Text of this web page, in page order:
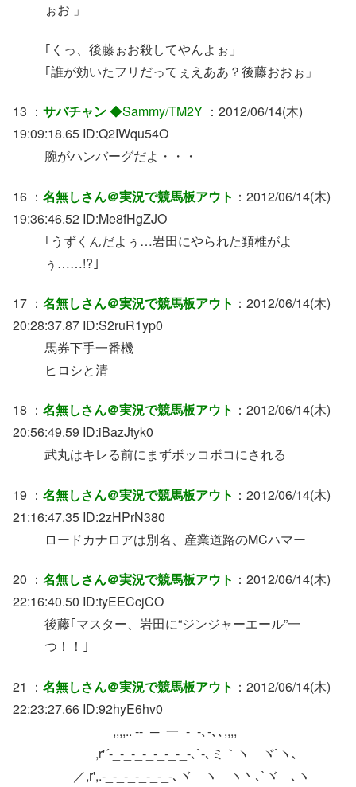
ぉお 」
｢くっ、後藤ぉお殺してやんよぉ」
｢誰が効いたフリだってぇえああ？後藤おおぉ」
13 ： サバチャン◆Sammy/TM2Y ：2012/06/14(木)
19:09:18.65 ID:Q2IWqu54O
腕がハンバーグだよ・・・
16 ： 名無しさん＠実況で競馬板アウト ：2012/06/14(木)
19:36:46.52 ID:Me8fHgZJO
｢うずくんだよぅ…岩田にやられた頚椎がよ
ぅ……!?｣
17 ： 名無しさん＠実況で競馬板アウト ：2012/06/14(木)
20:28:37.87 ID:S2ruR1yp0
馬券下手一番機
ヒロシと清
18 ： 名無しさん＠実況で競馬板アウト ：2012/06/14(木)
20:56:49.59 ID:iBazJtyk0
武丸はキレる前にまずボッコボコにされる
19 ： 名無しさん＠実況で競馬板アウト ：2012/06/14(木)
21:16:47.35 ID:2zHPrN380
ロードカナロアは別名、産業道路のMCハマー
20 ： 名無しさん＠実況で競馬板アウト ：2012/06/14(木)
22:16:40.50 ID:tyEECcjCO
後藤｢マスター、岩田に“ジンジャーエール”一
つ！！｣
21 ： 名無しさん＠実況で競馬板アウト ：2012/06/14(木)
22:23:27.66 ID:92hyE6hv0
__,,,,.. --_─_一_-_-､-､､,,,,__
,r'´-_-_‐_‐_‐_‐_-_-､`-､ミ｀ヽ ヾ`ヽ､
／,r',.-_‐_‐_‐_‐_-_-､ヾ ヽ ヽ丶､`ヾ ､ヽ